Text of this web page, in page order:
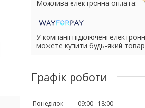
У компанії підключені
можете купити будь-який
Графік роботи
Понеділок 09:00
18:00